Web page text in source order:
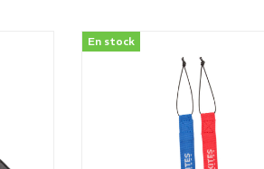
En stock